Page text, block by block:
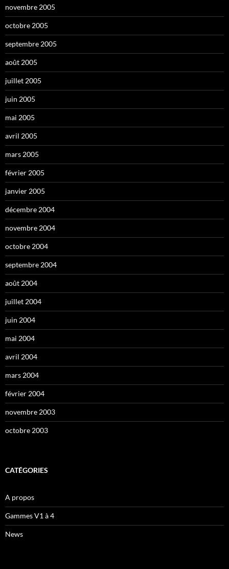
novembre 2005
octobre 2005
septembre 2005
août 2005
juillet 2005
juin 2005
mai 2005
avril 2005
mars 2005
février 2005
janvier 2005
décembre 2004
novembre 2004
octobre 2004
septembre 2004
août 2004
juillet 2004
juin 2004
mai 2004
avril 2004
mars 2004
février 2004
novembre 2003
octobre 2003
CATÉGORIES
A propos
Gammes V1 à 4
News